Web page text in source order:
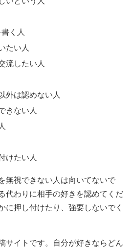
く人
たい人
流したい人
外は認めない人
きない人
けたい人
無視できない人は向いてないで
代わりに相手の好きを認めてくだ
に押し付けたり、強要しないでく
サイトです。自分が好きならどん